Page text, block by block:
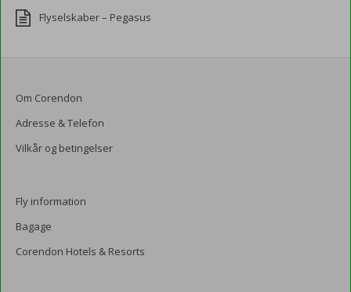
Flyselskaber – Pegasus
Om Corendon
Adresse & Telefon
Vilkår og betingelser
Fly information
Bagage
Corendon Hotels & Resorts